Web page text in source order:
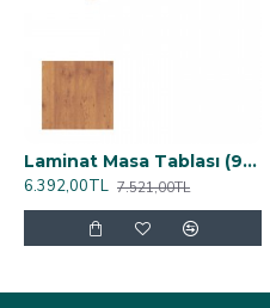
Laminat Masa Tablası (90x90) - Novacento
6.392,00TL 7.521,00TL